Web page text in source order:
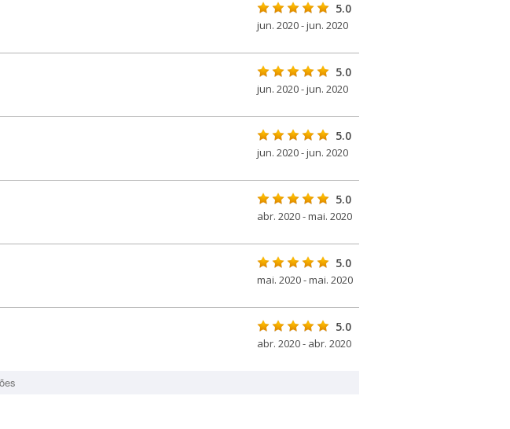
5.0
jun. 2020 - jun. 2020
5.0
jun. 2020 - jun. 2020
5.0
jun. 2020 - jun. 2020
5.0
abr. 2020 - mai. 2020
5.0
mai. 2020 - mai. 2020
5.0
abr. 2020 - abr. 2020